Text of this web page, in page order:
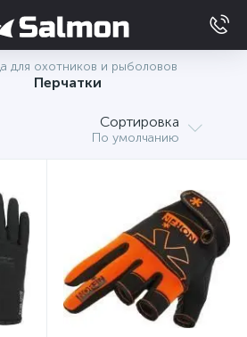
для охотников и рыболовов
Перчатки
Сортировка
По умолчанию